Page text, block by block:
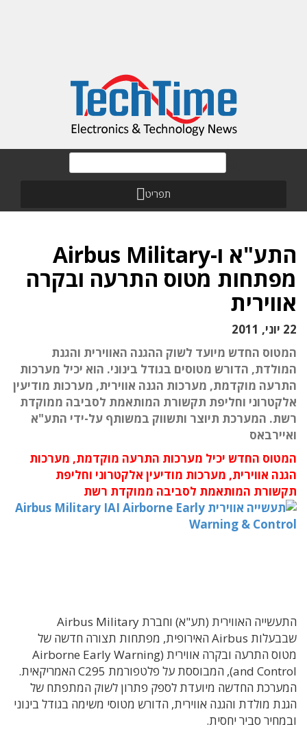
תפריט
התע"א ו-Airbus Military
מפתחות מטוס התרעה ובקרה
אווירית
22 יוני, 2011
המטוס החדש מיועד לשוק ההגנה האווירית והגנת
המולדת, הדורש מטוסים בגודל בינוני. הוא יכיל מערכות
התרעה מוקדמת, מערכות הגנה אווירית, מערכות מודיעין
אלקטרוני וחליפת תקשורת המותאמת לסביבה ממוקדת
רשת. המערכת תיוצר ותשווק במשותף על-ידי התע"א
ואיירבאס
המטוס החדש יכיל מערכות התרעה מוקדמת, מערכות
הגנה אווירית, מערכות מודיעין אלקטרוני וחליפת
תקשורת המותאמת לסביבה ממוקדת רשת
התעשייה האווירית (תע"א) וחברת Airbus Military
שבבעלות Airbus האירופית, מפתחות תצורה חדשה של
מטוס התרעה ובקרה אווירית (Airborne Early Warning
and Control), המבוססת על פלטפורמת C295 האמריקאית.
המערכת החדשה מיועדת לספק פתרון לשוק המתפתח של
הגנת מולדת והגנה אווירית, הדורש מטוסי משימה בגודל בינוני
ובמחיר סביר יחסית.